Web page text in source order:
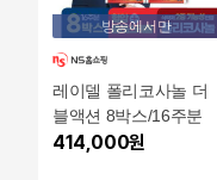
방송에서만
레이델 폴리코사놀 더
블액션 8박스/16주분
414,000원